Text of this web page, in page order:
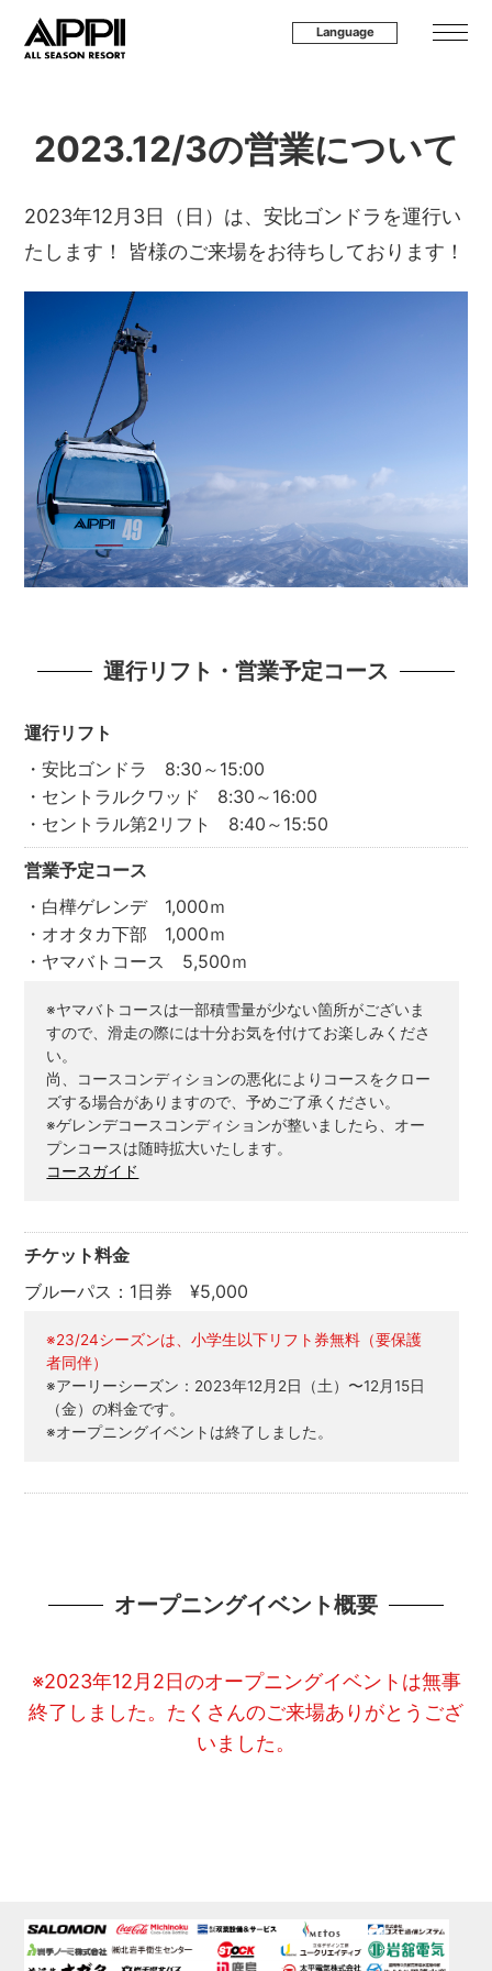
Language
2023.12/3の営業について
2023年12月3日（日）は、安比ゴンドラを運行い
たします！
皆様のご来場をお待ちしております！
運行リフト・営業予定コース
運行リフト
・安比ゴンドラ 8:30～15:00
・セントラルクワッド 8:30～16:00
・セントラル第2リフト 8:40～15:50
営業予定コース
・白樺ゲレンデ 1,000ｍ
・オオタカ下部 1,000ｍ
・ヤマバトコース 5,500ｍ
※ヤマバトコースは一部積雪量が少ない箇所がございま
すので、滑走の際には十分お気を付けてお楽しみくださ
い。
尚、コースコンディションの悪化によりコースをクロー
ズする場合がありますので、予めご了承ください。
※ゲレンデコースコンディションが整いましたら、オー
プンコースは随時拡大いたします。
コースガイド
チケット料金
ブルーパス：1日券 ¥5,000
※23/24シーズンは、小学生以下リフト券無料（要保護
者同伴）
※アーリーシーズン：2023年12月2日（土）〜12月15日
（金）の料金です。
※オープニングイベントは終了しました。
オープニングイベント概要
※2023年12月2日のオープニングイベントは無事
終了しました。 たくさんのご来場ありがとうござ
いました。